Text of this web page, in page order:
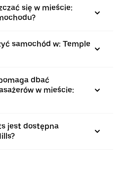
się w mieście:
samochód w: Temple
dbać
w mieście:
jest dostępna